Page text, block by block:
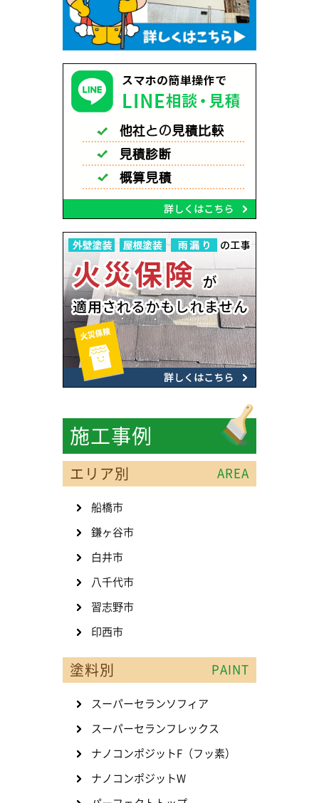
施工事例
エリア別 AREA
船橋市
鎌ヶ谷市
白井市
八千代市
習志野市
印西市
塗料別 PAINT
スーパーセランソフィア
スーパーセランフレックス
ナノコンポジットF（フッ素）
ナノコンポジットW